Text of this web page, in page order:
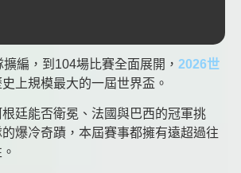
編，到104場比賽全面展開， 2026世
上規模最大的一屆世界盃。
廷能否衛冕、法國與巴西的冠軍挑
爆冷奇蹟，本屆賽事都擁有遠超過往